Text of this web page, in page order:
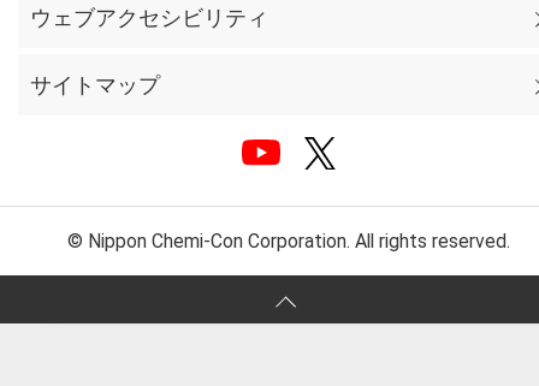
ウェブアクセシビリティ
サイトマップ
© Nippon Chemi-Con Corporation. All rights reserved.